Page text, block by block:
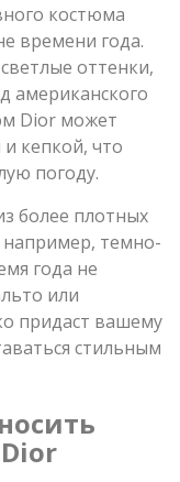
костюма
времени года.
оттенки,
американского
Dior может
кепкой, что
погоду.
более плотных
темно-
года не
или
придаст вашему
стильным